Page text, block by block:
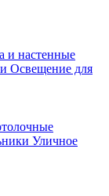
и настенные
Освещение для
Уличное